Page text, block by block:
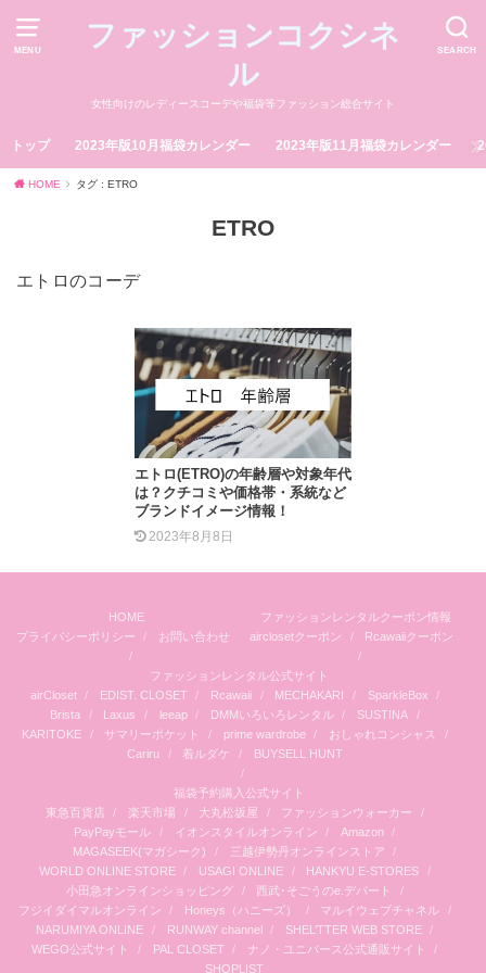
MENU SEARCH
ファッションコクシネ
ル
女性向けのレディースコーデや福袋等ファッション総合サイト
トップ 2023年版10月福袋カレンダー 2023年版11月福袋カレンダー
HOME タグ : ETRO
ETRO
エトロのコーデ
エトロ(ETRO)の年齢層や対象年代
は？クチコミや価格帯・系統など
ブランドイメージ情報！
2023年8月8日
HOME
プライバシーポリシー
お問い合わせ
ファッションレンタルクーポン情報
airclosetクーポン
Rcawaiiクーポン
ファッションレンタル公式サイト
airCloset
EDIST. CLOSET Rcawaii MECHAKARI
SparkleBox
Brista
Laxus leeap DMMいろいろレンタル
SUSTINA
KARITOKE
サマリーポケット prime wardrobe
おしゃれコンシャス
Cariru
着ルダケ BUYSELL HUNT
福袋予約購入公式サイト
東急百貨店
楽天市場 大丸松坂屋
ファッションウォーカー
PayPayモール
イオンスタイルオンライン
Amazon
MAGASEEK(マガシーク)
三越伊勢丹オンラインストア
WORLD ONLINE STORE
USAGI ONLINE
HANKYU E-STORES
小田急オンラインショッピング
西武･そごうのe.デパート
フジイダイマルオンライン
Honeys（ハニーズ）
マルイウェブチャネル
NARUMIYA ONLINE
RUNWAY channel
SHEL’TTER WEB STORE
WEGO公式サイト
PAL CLOSET
ナノ・ユニバース公式通販サイト
SHOPLIST